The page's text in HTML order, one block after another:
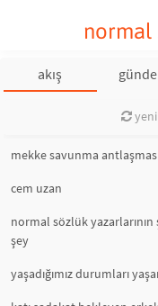
normal
akış
mekke savunma
cem uzan
normal sözlük yazarlarının
şey
yaşadığımız durumları